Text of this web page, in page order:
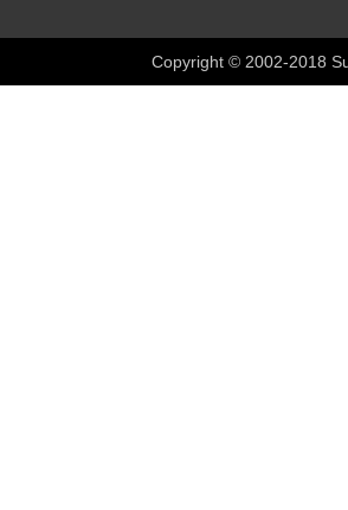
Copyright © 2002-2018